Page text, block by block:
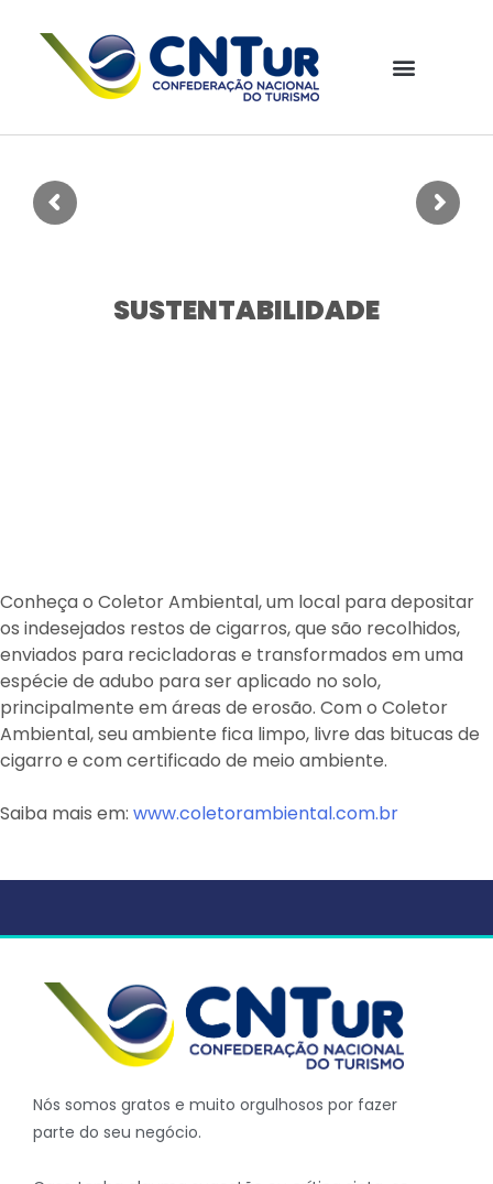
SUSTENTABILIDADE
Conheça o Coletor Ambiental, um local para depositar
os indesejados restos de cigarros, que são recolhidos,
enviados para recicladoras e transformados em uma
espécie de adubo para ser aplicado no solo,
principalmente em áreas de erosão. Com o Coletor
Ambiental, seu ambiente fica limpo, livre das bitucas de
cigarro e com certificado de meio ambiente.
Saiba mais em: www.coletorambiental.com.br
Nós somos gratos e muito orgulhosos por fazer
parte do seu negócio.